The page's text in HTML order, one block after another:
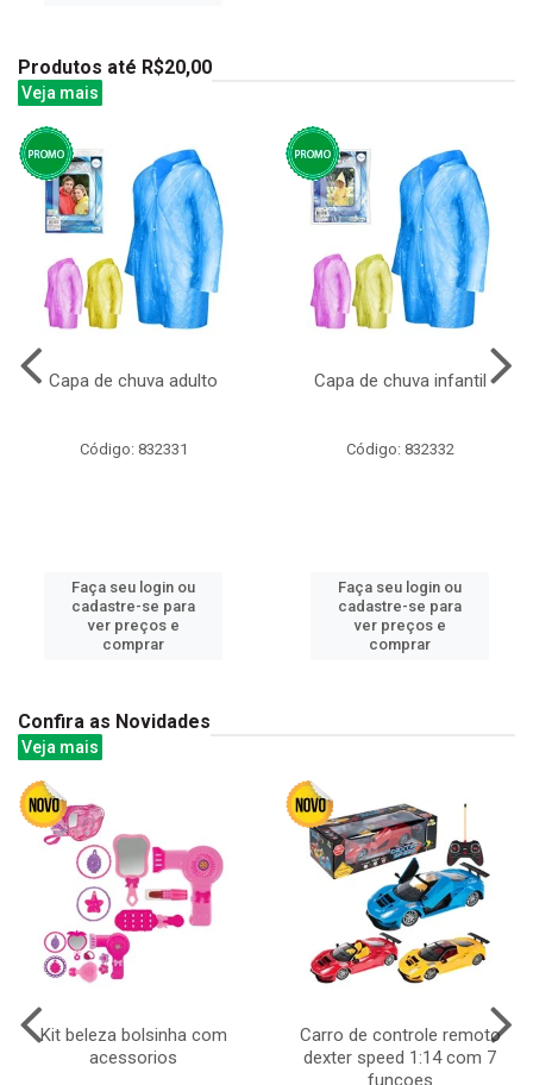
Produtos até R$20,00
Veja mais
Capa de chuva adulto
Código: 832331
Faça seu login ou
cadastre-se para
ver preços e
comprar
Capa de chuva infantil
Código: 832332
Faça seu login ou
cadastre-se para
ver preços e
comprar
Confira as Novidades
Veja mais
Kit beleza bolsinha com
acessorios
Carro de controle remoto
dexter speed 1:14 com 7
funcoes